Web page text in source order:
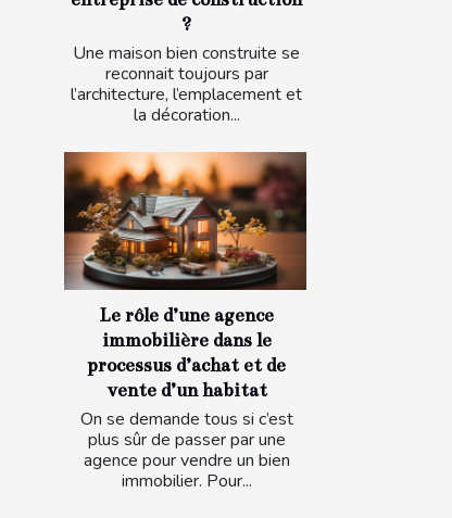
?
Une maison bien construite se
reconnait toujours par
l’architecture, l’emplacement et
la décoration...
Le rôle d’une agence
immobilière dans le
processus d’achat et de
vente d’un habitat
On se demande tous si c’est
plus sûr de passer par une
agence pour vendre un bien
immobilier. Pour...